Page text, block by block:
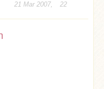
21 Mar 2007, 22